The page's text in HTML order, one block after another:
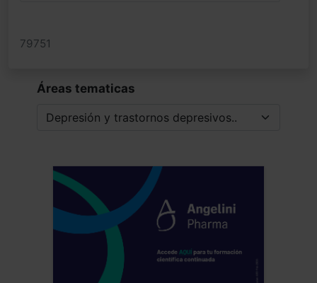
79751
Áreas tematicas